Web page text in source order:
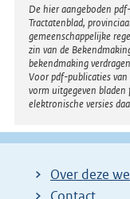
Disclaimer
De hier aangeboden
Tractatenblad,
gemeenschappelijke
zin van de
bekendmaking
Voor pdf-publicaties
vorm uitgegeven
elektronische versies
Over deze